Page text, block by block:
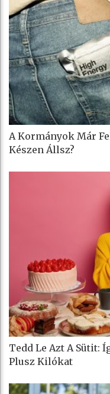
A Kormányok Már
Készen Állsz?
Tedd Le Azt A Sütit:
Plusz Kilókat